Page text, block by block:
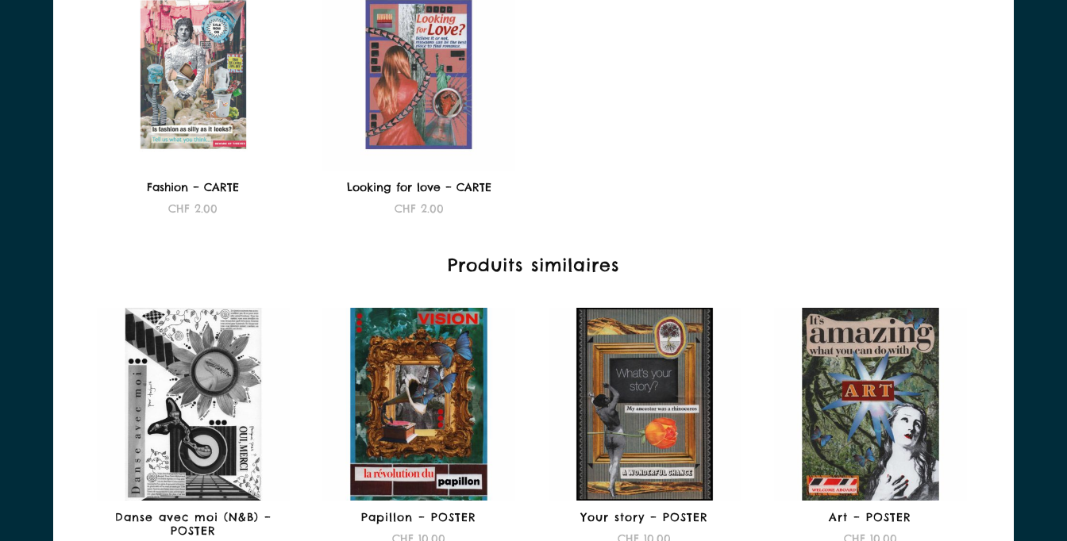
Fashion – CARTE
CHF 2.00
Looking for love – CARTE
CHF 2.00
Produits similaires
Danse avec moi (N&B) –
POSTER
Papillon – POSTER
Your story – POSTER
Art – POSTER